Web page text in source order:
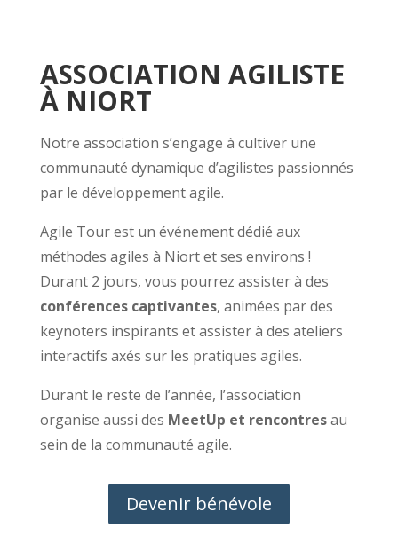
ASSOCIATION AGILISTE
À NIORT
Notre association s’engage à cultiver une
communauté dynamique d’agilistes passionnés
par le développement agile.
Agile Tour est un événement dédié aux
méthodes agiles à Niort et ses environs !
Durant 2 jours, vous pourrez assister à des
conférences captivantes, animées par des
keynoters inspirants et assister à des ateliers
interactifs axés sur les pratiques agiles.
Durant le reste de l’année, l’association
organise aussi des MeetUp et rencontresau
sein de la communauté agile.
Devenir bénévole